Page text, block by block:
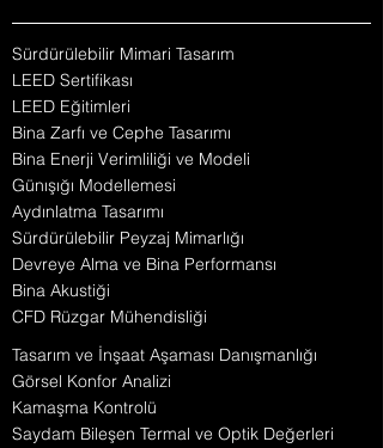
Sürdürülebilir Mimari Tasarım
LEED Sertifikası
LEED Eğitimleri
Bina Zarfı ve Cephe Tasarımı
Bina Enerji Verimliliği ve Modeli
Günışığı Modellemesi
Aydınlatma Tasarımı
Sürdürülebilir Peyzaj Mimarlığı
Devreye Alma ve Bina Performansı
Bina Akustiği
CFD Rüzgar Mühendisliği
Tasarım ve İnşaat Aşaması Danışmanlığı
Görsel Konfor Analizi
Kamaşma Kontrolü
Saydam Bileşen Termal ve Optik Değerleri